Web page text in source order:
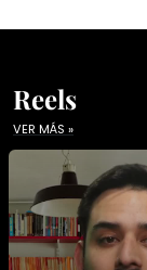
Reels
VER MÁS »